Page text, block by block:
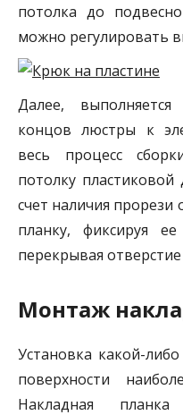
потолка до
можно регулировать
Далее,
концов люстры к
весь процесс
потолку
счет наличия прорези
планку, фиксируя
перекрывая
Монтаж
Установка какой-
поверхности
Накладная